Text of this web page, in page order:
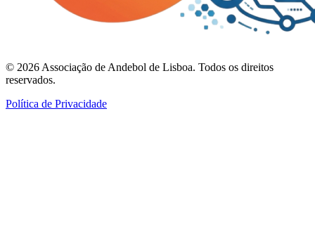
© 2026 Associação de Andebol de Lisboa. Todos os direitos
reservados.
Política de Privacidade